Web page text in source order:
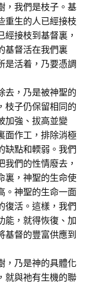
，我們是枝子。基
重生的人已經接枝
接枝到基督裏，
基督活在我們裏
是活着，乃要憑調
，乃是被神聖的
枝子仍保留相同的
加強、拔高並變
面作工，排除消極
缺點和輭弱。我們
們的性情廢去，
裏，神聖的生命使
。神聖的生命一面
復活。這樣，我們
能，就得恢復、加
基督的豐富供應到
乃是神的具體化
就與祂有生機的聯